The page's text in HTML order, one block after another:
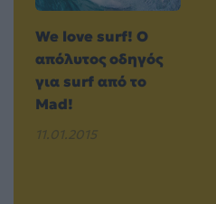
We love surf! Ο
απόλυτος οδηγός
για surf από το
Mad!
11.01.2015